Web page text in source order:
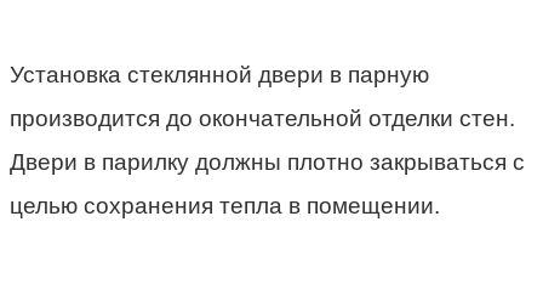
Установка стеклянной двери в парную
производится до окончательной отделки стен.
Двери в парилку должны плотно закрываться с
целью сохранения тепла в помещении.